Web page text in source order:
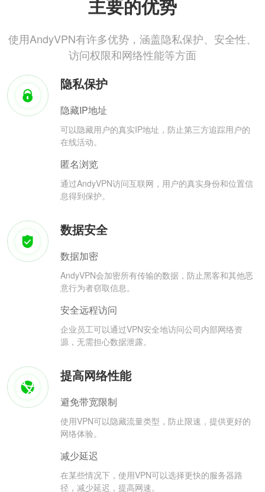
主要的优势
使用AndyVPN有许多优势，涵盖隐私保护、安全性、
访问权限和网络性能等方面
隐私保护
隐藏IP地址
可以隐藏用户的真实IP地址，防止第三方追踪用户的
在线活动。
匿名浏览
通过AndyVPN访问互联网，用户的真实身份和位置信
息得到保护。
数据安全
数据加密
AndyVPN会加密所有传输的数据，防止黑客和其他恶
意行为者窃取信息。
安全远程访问
企业员工可以通过VPN安全地访问公司内部网络资
源，无需担心数据泄露。
提高网络性能
避免带宽限制
使用VPN可以隐藏流量类型，防止限速，提供更好的
网络体验。
减少延迟
在某些情况下，使用VPN可以选择更快的服务器路
径，减少延迟，提高网速。